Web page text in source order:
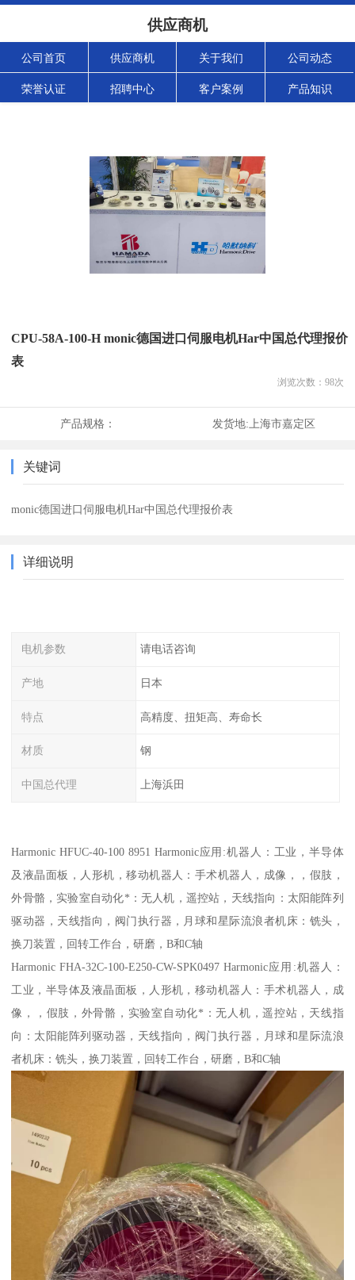
供应商机
公司首页 供应商机 关于我们 公司动态
荣誉认证 招聘中心 客户案例 产品知识
CPU-58A-100-H monic德国进口伺服电机Har中国总代理报价
表
浏览次数： 98次
产品规格： 发货地: 上海市嘉定区
关键词
monic德国进口伺服电机Har中国总代理报价表
详细说明
电机参数 请电话咨询
产地 日本
特点 高精度、扭矩高、寿命长
材质 钢
中国总代理 上海浜田
Harmonic HFUC-40-100 8951 Harmonic应用:机器人：工业，半导体
及液晶面板，人形机，移动机器人：手术机器人，成像，，假肢，
外骨骼，实验室自动化*：无人机，遥控站，天线指向：太阳能阵列
驱动器，天线指向，阀门执行器，月球和星际流浪者机床：铣头，
换刀装置，回转工作台，研磨，B和C轴
Harmonic FHA-32C-100-E250-CW-SPK0497 Harmonic应用:机器人：
工业，半导体及液晶面板，人形机，移动机器人：手术机器人，成
像，，假肢，外骨骼，实验室自动化*：无人机，遥控站，天线指
向：太阳能阵列驱动器，天线指向，阀门执行器，月球和星际流浪
者机床：铣头，换刀装置，回转工作台，研磨，B和C轴